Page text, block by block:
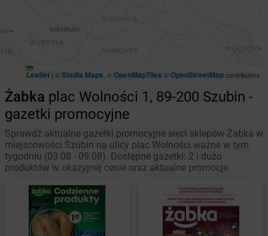
Leaflet | ©Stadia Maps , ©OpenMapTiles ©OpenStreetMapcontributors
Żabka plac Wolności 1, 89-200 Szubin -
gazetki promocyjne
Sprawdź aktualne gazetki promocyjne sieci sklepów Żabka w
miejscowości Szubin na ulicy plac Wolności ważne w tym
tygodniu (03.08 - 09.08). Dostępne gazetki: 2 i dużo
produktów w okazyjnej cenie oraz aktualne promocje.